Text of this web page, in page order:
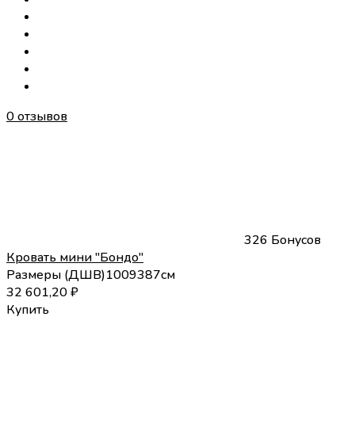
0 отзывов
326 Бонусов
Кровать мини "Бондо"
Размеры (ДШВ)1009387см
32 601,20₽
Купить